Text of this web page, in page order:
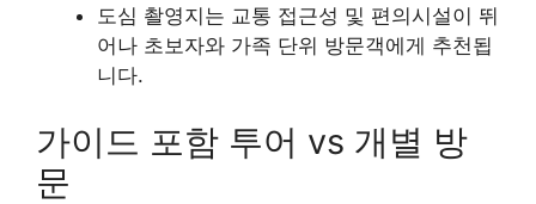
도심 촬영지는 교통 접근성 및 편의시설이 뛰
어나 초보자와 가족 단위 방문객에게 추천됩
니다.
가이드 포함 투어 vs 개별 방
문